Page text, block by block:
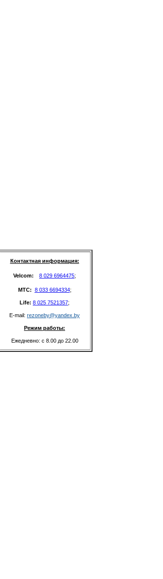
Контактная информация:
Velcom: 8 029 6964475;
MTC: 8 033 6694334;
Life: 8 025 7521357;
E-mail: rezoneby@yandex.by
Режим работы:
Ежедневно: с 8.00 до 22.00